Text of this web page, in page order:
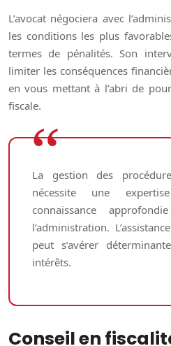
L’avocat négociera avec
les conditions les plus
termes de pénalités. Son
limiter les conséquences
en vous mettant à l’abri de
fiscale.
La gestion des
nécessite une
connaissance
l’administration.
peut s’avérer
intérêts.
Conseil en